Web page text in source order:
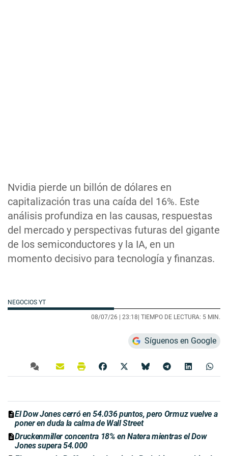
Nvidia pierde un billón de dólares en
capitalización tras una caída del 16%. Este
análisis profundiza en las causas, respuestas
del mercado y perspectivas futuras del gigante
de los semiconductores y la IA, en un
momento decisivo para tecnología y finanzas.
NEGOCIOS YT
08/07/26 | 23:18| TIEMPO DE LECTURA: 5 MIN.
Síguenos en Google
El Dow Jones cerró en 54.036 puntos, pero Ormuz vuelve a
poner en duda la calma de Wall Street
Druckenmiller concentra 18% en Natera mientras el Dow
Jones supera 54.000